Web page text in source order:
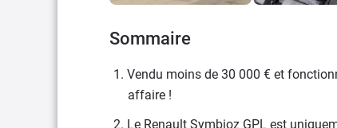
Sommaire
1. Vendu moins de 30 000 € et
affaire !
2. Le Renault Symbioz GPL est